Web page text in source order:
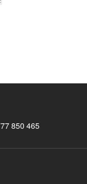
850 465